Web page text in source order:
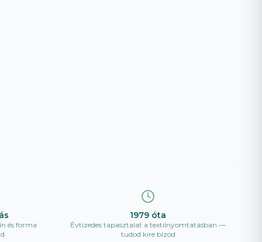
és forma
1979 óta
Évtizedes tapasztalat a textilnyomtatásban —
tudod kire bízod